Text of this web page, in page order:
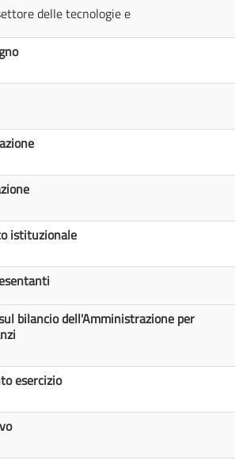
delle tecnologie e
istituzionale
bilancio dell'Amministrazione per
esercizio